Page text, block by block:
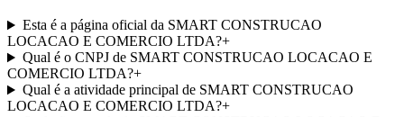
Esta é a página oficial da SMART CONSTRUCAO
LOCACAO E COMERCIO LTDA?+
Qual é o CNPJ de SMART CONSTRUCAO LOCACAO E
COMERCIO LTDA?+
Qual é a atividade principal de SMART CONSTRUCAO
LOCACAO E COMERCIO LTDA?+